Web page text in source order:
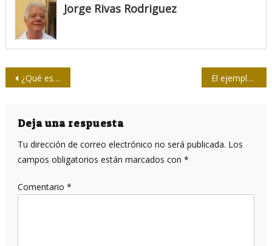
Jorge Rivas Rodriguez
Navegación
entradas
¿Qué esconde EE.UU. tras su oposición a la ley rusa de etiquetar contenido de “agentes extranjeros”? El ejemplo de Marcelo Salado
Deja una respuesta
Tu dirección de correo electrónico no será publicada. Los
campos obligatorios están marcados con *
Comentario *